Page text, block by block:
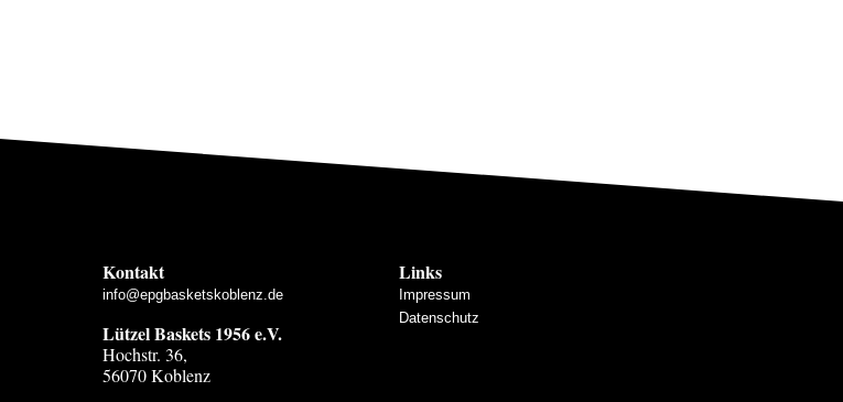
Kontakt
info@epgbasketskoblenz.de
Lützel Baskets 1956 e.V.
Hochstr. 36,
56070 Koblenz
Links
Impressum
Datenschutz